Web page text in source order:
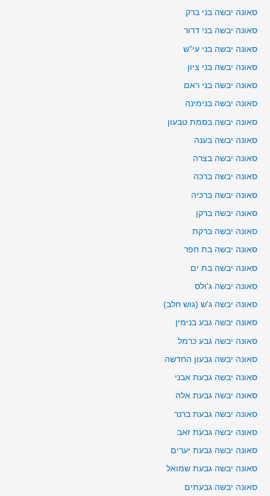
סאונה יבשה בני ברק
סאונה יבשה בני דרור
סאונה יבשה בני עי"ש
סאונה יבשה בני ציון
סאונה יבשה בני ראם
סאונה יבשה בנימינה
סאונה יבשה בסמת טבעון
סאונה יבשה בענה
סאונה יבשה בצרה
סאונה יבשה ברכה
סאונה יבשה ברכיה
סאונה יבשה ברקן
סאונה יבשה ברקת
סאונה יבשה בת חפר
סאונה יבשה בת ים
סאונה יבשה ג'ולס
סאונה יבשה ג'ש (גוש חלב)
סאונה יבשה גבע בנימין
סאונה יבשה גבע כרמל
סאונה יבשה גבעון החדשה
סאונה יבשה גבעת אבני
סאונה יבשה גבעת אלה
סאונה יבשה גבעת ברנר
סאונה יבשה גבעת זאב
סאונה יבשה גבעת יערים
סאונה יבשה גבעת שמואל
סאונה יבשה גבעתים